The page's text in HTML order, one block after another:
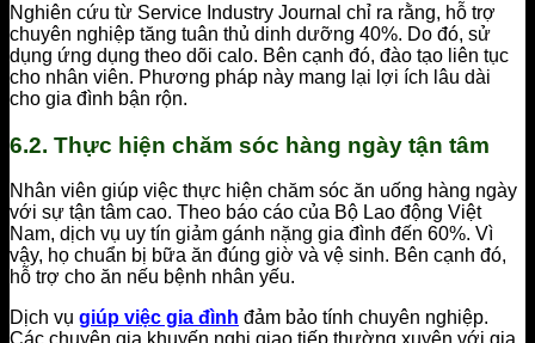
Nghiên cứu từ Service Industry Journal chỉ ra rằng, hỗ trợ
chuyên nghiệp tăng tuân thủ dinh dưỡng 40%. Do đó, sử
dụng ứng dụng theo dõi calo. Bên cạnh đó, đào tạo liên tục
cho nhân viên. Phương pháp này mang lại lợi ích lâu dài
cho gia đình bận rộn.
6.2. Thực hiện chăm sóc hàng ngày tận tâm
Nhân viên giúp việc thực hiện chăm sóc ăn uống hàng ngày
với sự tận tâm cao. Theo báo cáo của Bộ Lao động Việt
Nam, dịch vụ uy tín giảm gánh nặng gia đình đến 60%. Vì
vậy, họ chuẩn bị bữa ăn đúng giờ và vệ sinh. Bên cạnh đó,
hỗ trợ cho ăn nếu bệnh nhân yếu.
Dịch vụ giúp việc gia đình đảm bảo tính chuyên nghiệp.